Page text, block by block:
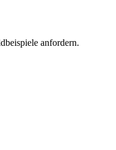
anfordern.